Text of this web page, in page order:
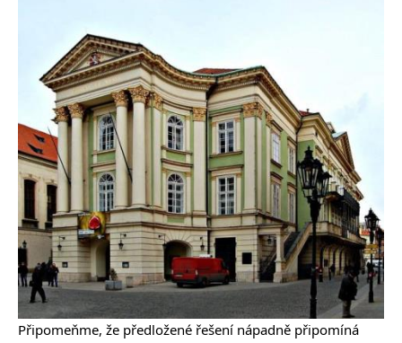
Připomeňme, že předložené řešení nápadně připomíná